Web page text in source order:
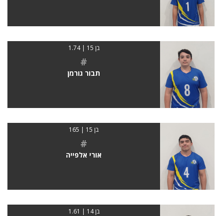
בן 15 | 1.74
#
תבור גורמן
בן 15 | 165
#
אורי אלפייה
בן 14 | 1.61